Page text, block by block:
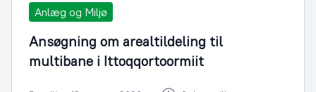
Anlæg og Miljø
Ansøgning om arealtildeling til
multibane i Ittoqqortoormiit